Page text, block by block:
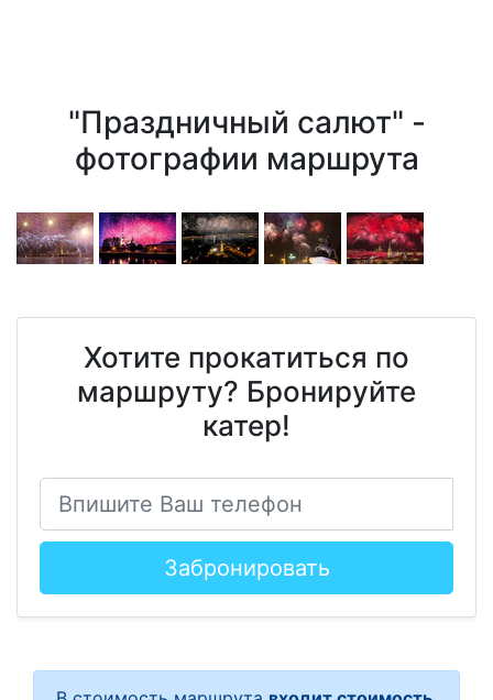
"Праздничный салют" -
фотографии маршрута
Хотите прокатиться по
маршруту? Бронируйте
катер!
Забронировать